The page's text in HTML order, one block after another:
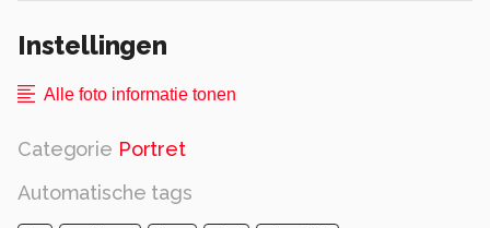
Instellingen
Alle foto informatie tonen
Categorie Portret
Automatische tags